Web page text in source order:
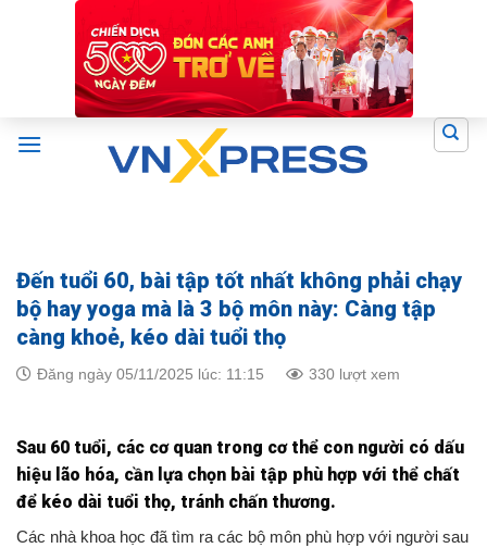
Đến tuổi 60, bài tập tốt nhất không phải chạy
bộ hay yoga mà là 3 bộ môn này: Càng tập
càng khoẻ, kéo dài tuổi thọ
Đăng ngày 05/11/2025 lúc: 11:15 330 lượt xem
Sau 60 tuổi, các cơ quan trong cơ thể con người có dấu
hiệu lão hóa, cần lựa chọn bài tập phù hợp với thể chất
để kéo dài tuổi thọ, tránh chấn thương.
Các nhà khoa học đã tìm ra các bộ môn phù hợp với người sau